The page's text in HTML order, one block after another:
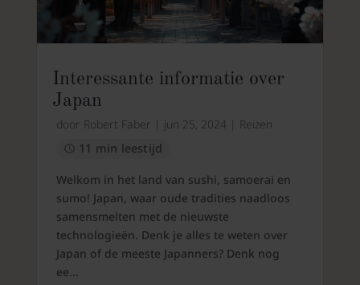
Interessante informatie over
Japan
door Robert Faber jun 25, 2024
Reizen
11 min leestijd
Welkom in het land van sushi, samoerai en
sumo! Japan, waar oude tradities naadloos
samensmelten met de nieuwste
technologieën. Denk je alles te weten over
Japan of de meeste Japanners? Denk nog
ee...